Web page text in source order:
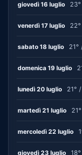
giovedì 16 luglio
venerdì 17 luglio
sabato 18 luglio 21°
domenica 19 luglio
lunedì 20 luglio 21°
martedì 21 luglio
mercoledì 22 luglio
giovedì 23 luglio